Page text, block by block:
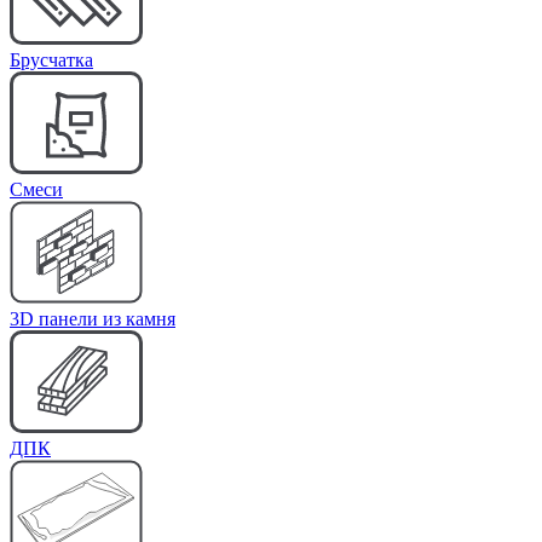
Брусчатка
Cмеси
3D панели из камня
ДПК